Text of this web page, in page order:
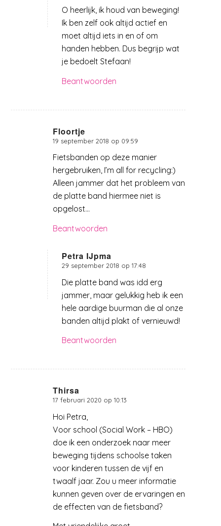
O heerlijk, ik houd van beweging!
Ik ben zelf ook altijd actief en
moet altijd iets in en of om
handen hebben. Dus begrijp wat
je bedoelt Stefaan!
Beantwoorden
Floortje
zegt:
19 september 2018 op 09:59
Fietsbanden op deze manier
hergebruiken, I’m all for recycling:)
Alleen jammer dat het probleem van
de platte band hiermee niet is
opgelost…
Beantwoorden
Petra IJpma
zegt:
29 september 2018 op 17:48
Die platte band was idd erg
jammer, maar gelukkig heb ik een
hele aardige buurman die al onze
banden altijd plakt of vernieuwd!
Beantwoorden
Thirsa
zegt:
17 februari 2020 op 10:13
Hoi Petra,
Voor school (Social Work – HBO)
doe ik een onderzoek naar meer
beweging tijdens schoolse taken
voor kinderen tussen de vijf en
twaalf jaar. Zou u meer informatie
kunnen geven over de ervaringen en
de effecten van de fietsband?